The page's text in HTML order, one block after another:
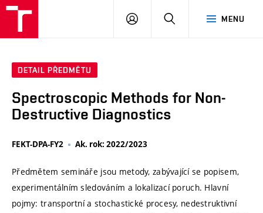
MENU
PŘIHLÁSIT
DETAIL PŘEDMĚTU
Spectroscopic Methods for Non-
Destructive Diagnostics
FEKT-DPA-FY2 Ak. rok: 2022/2023
Předmětem semináře jsou metody, zabývající se popisem,
experimentálním sledováním a lokalizací poruch. Hlavní
pojmy: transportní a stochastické procesy, nedestruktivní